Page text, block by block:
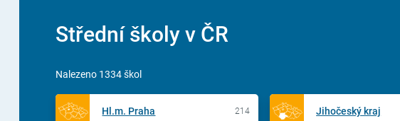
Střední školy v ČR
Nalezeno 1334 škol
Hl.m. Praha 214 Jihočeský kraj